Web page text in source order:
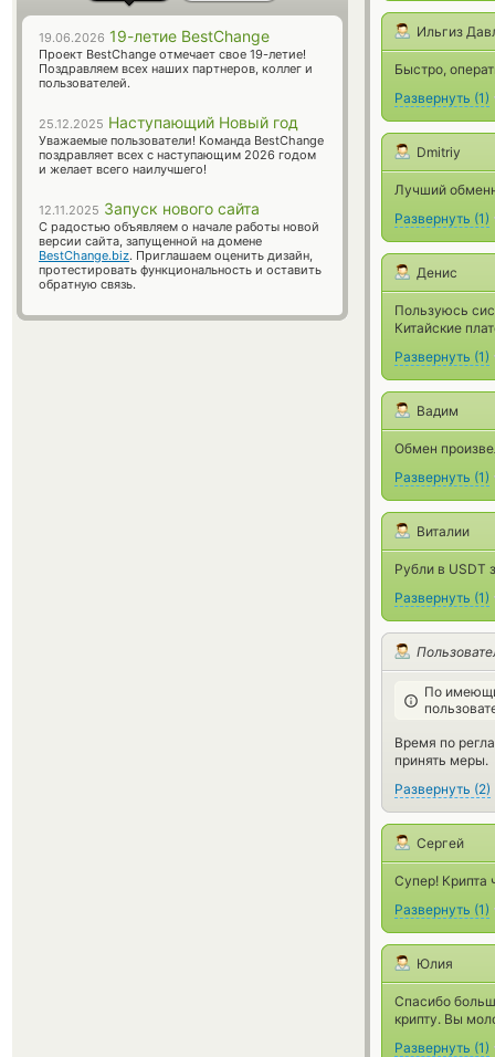
Ильгиз
Быстро,
Развернуть (1)
Dmitriy
Лучший
Развернуть (1)
Денис
Пользуюсь
Китайские
Развернуть (1)
Вадим
Обмен
Развернуть (1)
Виталии
Рубли в USDT
Развернуть (1)
По
Время по
принять меры.
Развернуть (2)
Сергей
Супер! Крипта
Развернуть (1)
Юлия
Спасибо
крипту. Вы
Развернуть (1)
19.06.2026 19-летие BestChange
Проект BestChange отмечает свое 19-летие!
Поздравляем всех наших партнеров, коллег и
пользователей.
25.12.2025 Наступающий Новый год
Уважаемые пользователи! Команда BestChange
поздравляет всех с наступающим 2026 годом
и желает всего наилучшего!
12.11.2025 Запуск нового сайта
С радостью объявляем о начале работы новой
версии сайта, запущенной на домене
BestChange.biz. Приглашаем оценить дизайн,
протестировать функциональность и оставить
обратную связь.